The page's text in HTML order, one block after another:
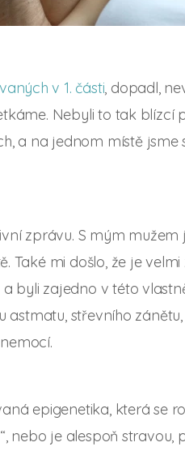
v 1. části, dopadl,
Nebyli to tak
a na jednom místě jsme
zprávu. S mým mužem
Také mi došlo, že je
byli zajedno v této
astmatu, střevního
epigenetika, která se
nebo je alespoň stravou,